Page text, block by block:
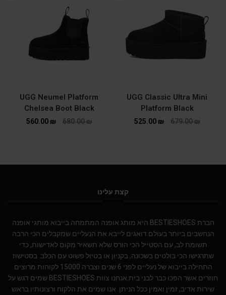
UGG Classic Ultra Mini
Platform Black
679.00₪
525.00 ₪
UGG Neumel Platform
Chelsea Boot Black
680.00₪
560.00 ₪
קצת עלינו
חברת BESTIESHOES היא מותג אופנה המתמחה בייבוא מותגי אופנה
הנחשבים ביותר בעולם.דואגים לייבא את הנעליים שמקבלים הכי הרבה
תשומת לב, עם הסטייל הכי הורס שלא תשאיר מקום לאדישות, כדי
שתרגישו הכי בולטים בשכונה, בקניון או בטיול פשוט עם הכלב. בסטישוז
התחילה בייבוא של נעליים לפני 6 שנים וצברה 15000 לקוחות מרוצים
חוזרים אשר הפכו כבר לבני בית.אנחנו צוות BESTIESHOES שמים דגש על
שירות אדיב, זמין ואמין ככל הניתן. אנו שמים את הלקוח ורצונותיו בראש